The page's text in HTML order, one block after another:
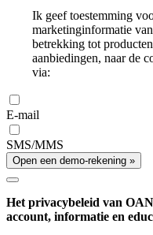
Ik geef toestemming
marketinginformatie
betrekking tot
aanbiedingen, naar de
via:
E-mail
SMS/MMS
Open een demo-rekening »
Het privacybeleid van
account, informatie en